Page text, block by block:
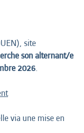
site
son alternant/e
2026.
via une mise en